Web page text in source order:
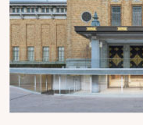
ストップで対応可能
提案が強み。